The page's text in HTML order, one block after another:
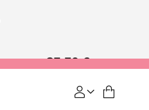
Womanizer Starlet 3
85,50 €106,87 €
COMPRAR